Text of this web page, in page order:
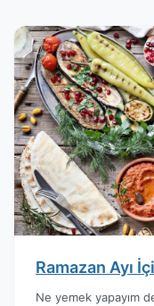
Ramazan Ayı
Ne yemek yapayım